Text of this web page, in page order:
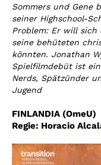
Sommers und Gene
seiner Highschool-
Problem: Er will sich
seine behüteten
könnten. Jonathan
Spielfilmdebüt ist
Nerds, Spätzünder
Jugend
FINLANDIA (OmeU)
Regie: Horacio